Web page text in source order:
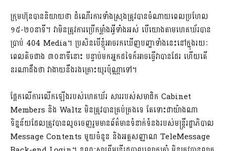
ក្រុមហ៊ុនបាននិយាយថា ដំណើរការទាំងស្រុងត្រូវបានចំណាយពេលប្រហែល
១៥-២០នាទី។ វាមិនត្រូវការប្រើកម្លាំងអ្វីទាំងអស់ បើយោងតាមហេគឃ័របាន
ប្រាប់ 404 Media។ ប្រសិនបើខ្ញុំអាចរកឃើញបញ្ហាទាំងនេះនៅក្នុងរយៈ
ពេលតិចជាង ៣០នាទីនោះ បន្ទាប់មកអ្នកដទៃក៏អាចធ្វើវាបានដែរ ហើយតើ
នរណាដឹងថា វាងាយនឹងរងគ្រោះយូរប៉ុណ្ណាទៅ។
ផ្អែកលើការលើកឡើងរបស់ហេគឃ័រ សាររបស់សមាជិក Cabinet
Members និង Waltz មិនត្រូវបានគ្រប់គ្រងទេ តែទោះជាយ៉ាងណា
ទិន្នន័យដែលត្រូវបានលួចចេញរួមមានព័ត៌មានទំនាក់ទំនងរបស់មន្រ្តីរដ្ឋាភិបាល
Message Contents មួយចំនួន និងអត្តសញ្ញាណ TeleMessage